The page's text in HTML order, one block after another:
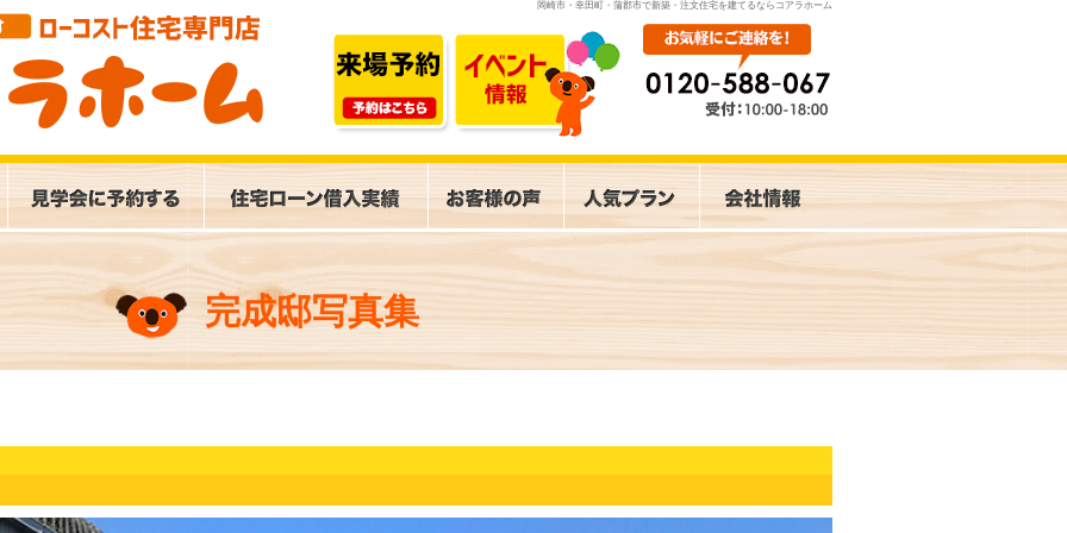
岡崎市・幸田町・蒲郡市で新築・注文住宅を建てるならコアラホーム
完成邸写真集